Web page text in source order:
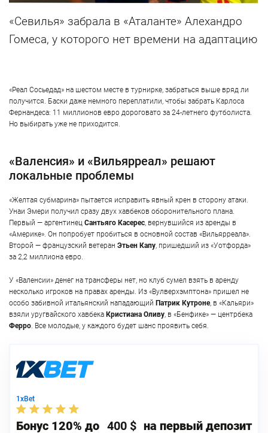
«Севилья» забрала в «Аталанте» Алехандро
Гомеса, у которого нет времени на адаптацию
«Реал Сосьедад» на шестом месте в турнирке, забраться выше вряд ли
получится. Баски даже немного переплатили, чтобы забрать Карлоса
Фернандеса: 11 миллионов евро дороговато за 24-летнего футболиста.
Но выбирать уже не приходится.
«Валенсия» и «Вильярреал» решают
локальные проблемы
«Желтая субмарина» пытается исправить явный крен в сторону атаки.
Унаи Эмери получил сразу двух хавбеков оборонительного плана.
Первый — аргентинец Сантьяго Касерес, вернувшийся из аренды в
«Америке». Он попробует пробиться в основной состав «Вильярреала».
Второй — французский ветеран Этьен Капу, пришедший из «Уотфорда»
за 2,2 миллиона евро.
У «Валенсии» денег на трансферы нет, но клуб сумел взять в аренду
несколько игроков на правах аренды. Из «Вулверхэмптона» пришел не
особо забивной итальянский нападающий Патрик Кутроне, в «Кальяри»
взяли уругвайского хавбека Кристиана Оливу, в «Бенфике» — центрбека
Ферро. Все молодые, у каждого будет шанс проявить себя.
1xBet
Бонус 120% до 400 $ на первый депозит